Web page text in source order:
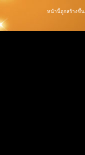
หน้านี้ถูกสร้างขึ้น